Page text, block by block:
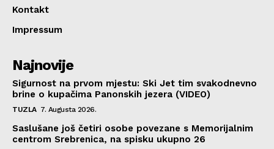
Kontakt
Impressum
Najnovije
Sigurnost na prvom mjestu: Ski Jet tim svakodnevno
brine o kupačima Panonskih jezera (VIDEO)
TUZLA 7. Augusta 2026.
Saslušane još četiri osobe povezane s Memorijalnim
centrom Srebrenica, na spisku ukupno 26